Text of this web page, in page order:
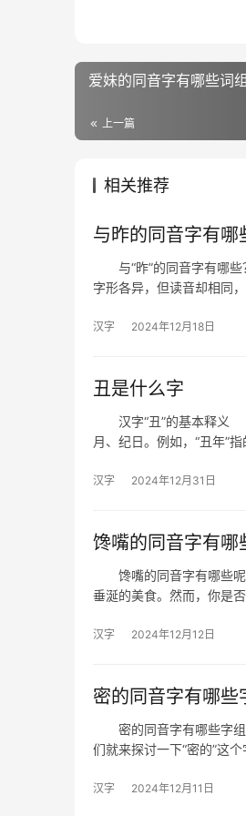
爱妹的同音字有哪些词组
上一篇
相关推荐
与昨的同音字有哪
与“昨”的同音字有哪些
字形各异，但读音却相同
汉字 2024年12月18日
丑是什么字
汉字“丑”的基本释义 首
月、纪日。例如，“丑年”
汉字 2024年12月31日
馋嘴的同音字有哪
馋嘴的同音字有哪些呢
垂涎的美食。然而，你是
汉字 2024年12月12日
密的同音字有哪些
密的同音字有哪些字组
们就来探讨一下“密的”这
汉字 2024年12月11日